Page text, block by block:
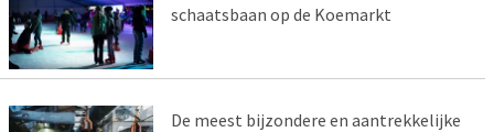
schaatsbaan op de Koemarkt
De meest bijzondere en aantrekkelijke